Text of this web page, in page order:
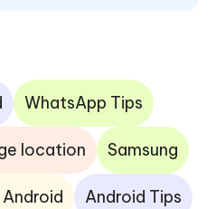
WhatsApp Tips
location Samsung
Android Android Tips